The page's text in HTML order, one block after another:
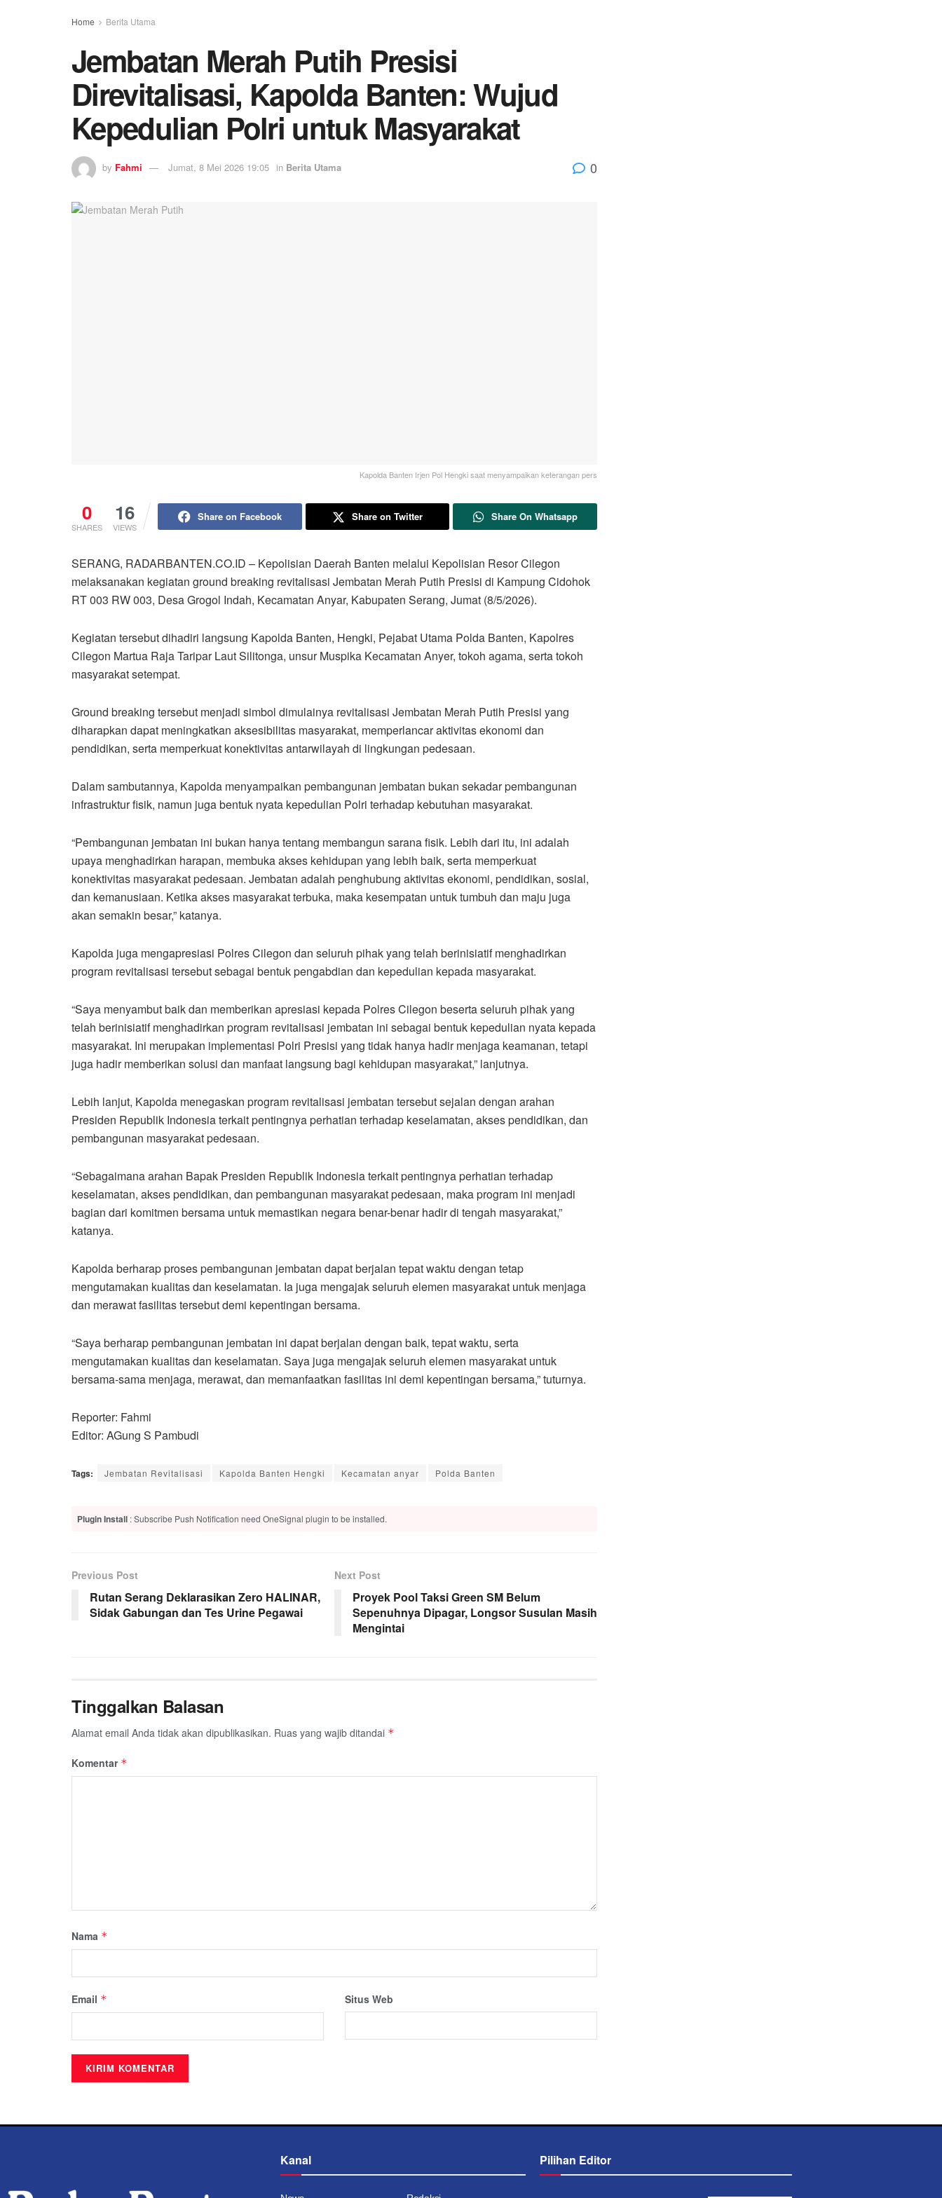
Home Berita Utama
Jembatan Merah Putih Presisi
Direvitalisasi, Kapolda Banten: Wujud
Kepedulian Polri untuk Masyarakat
by Fahmi Jumat, 8 Mei 2026 19:05 in Berita Utama 0
Kapolda Banten Irjen Pol Hengki saat menyampaikan keterangan pers
0
SHARES
16
VIEWS
Share on Facebook Share on Twitter Share On Whatsapp
SERANG, RADARBANTEN.CO.ID – Kepolisian Daerah Banten melalui Kepolisian Resor Cilegon
melaksanakan kegiatan ground breaking revitalisasi Jembatan Merah Putih Presisi di Kampung Cidohok
RT 003 RW 003, Desa Grogol Indah, Kecamatan Anyar, Kabupaten Serang, Jumat (8/5/2026).
Kegiatan tersebut dihadiri langsung Kapolda Banten, Hengki, Pejabat Utama Polda Banten, Kapolres
Cilegon Martua Raja Taripar Laut Silitonga, unsur Muspika Kecamatan Anyer, tokoh agama, serta tokoh
masyarakat setempat.
Ground breaking tersebut menjadi simbol dimulainya revitalisasi Jembatan Merah Putih Presisi yang
diharapkan dapat meningkatkan aksesibilitas masyarakat, memperlancar aktivitas ekonomi dan
pendidikan, serta memperkuat konektivitas antarwilayah di lingkungan pedesaan.
Dalam sambutannya, Kapolda menyampaikan pembangunan jembatan bukan sekadar pembangunan
infrastruktur fisik, namun juga bentuk nyata kepedulian Polri terhadap kebutuhan masyarakat.
“Pembangunan jembatan ini bukan hanya tentang membangun sarana fisik. Lebih dari itu, ini adalah
upaya menghadirkan harapan, membuka akses kehidupan yang lebih baik, serta memperkuat
konektivitas masyarakat pedesaan. Jembatan adalah penghubung aktivitas ekonomi, pendidikan, sosial,
dan kemanusiaan. Ketika akses masyarakat terbuka, maka kesempatan untuk tumbuh dan maju juga
akan semakin besar,” katanya.
Kapolda juga mengapresiasi Polres Cilegon dan seluruh pihak yang telah berinisiatif menghadirkan
program revitalisasi tersebut sebagai bentuk pengabdian dan kepedulian kepada masyarakat.
“Saya menyambut baik dan memberikan apresiasi kepada Polres Cilegon beserta seluruh pihak yang
telah berinisiatif menghadirkan program revitalisasi jembatan ini sebagai bentuk kepedulian nyata kepada
masyarakat. Ini merupakan implementasi Polri Presisi yang tidak hanya hadir menjaga keamanan, tetapi
juga hadir memberikan solusi dan manfaat langsung bagi kehidupan masyarakat,” lanjutnya.
Lebih lanjut, Kapolda menegaskan program revitalisasi jembatan tersebut sejalan dengan arahan
Presiden Republik Indonesia terkait pentingnya perhatian terhadap keselamatan, akses pendidikan, dan
pembangunan masyarakat pedesaan.
“Sebagaimana arahan Bapak Presiden Republik Indonesia terkait pentingnya perhatian terhadap
keselamatan, akses pendidikan, dan pembangunan masyarakat pedesaan, maka program ini menjadi
bagian dari komitmen bersama untuk memastikan negara benar-benar hadir di tengah masyarakat,”
katanya.
Kapolda berharap proses pembangunan jembatan dapat berjalan tepat waktu dengan tetap
mengutamakan kualitas dan keselamatan. Ia juga mengajak seluruh elemen masyarakat untuk menjaga
dan merawat fasilitas tersebut demi kepentingan bersama.
“Saya berharap pembangunan jembatan ini dapat berjalan dengan baik, tepat waktu, serta
mengutamakan kualitas dan keselamatan. Saya juga mengajak seluruh elemen masyarakat untuk
bersama-sama menjaga, merawat, dan memanfaatkan fasilitas ini demi kepentingan bersama,” tuturnya.
Reporter: Fahmi
Editor: AGung S Pambudi
Tags: Jembatan Revitalisasi Kapolda Banten Hengki Kecamatan anyar Polda Banten
Plugin Install : Subscribe Push Notification need OneSignal plugin to be installed.
Previous Post
Rutan Serang Deklarasikan Zero HALINAR,
Sidak Gabungan dan Tes Urine Pegawai
Next Post
Proyek Pool Taksi Green SM Belum
Sepenuhnya Dipagar, Longsor Susulan Masih
Mengintai
Tinggalkan Balasan
Alamat email Anda tidak akan dipublikasikan. Ruas yang wajib ditandai *
Komentar *
Nama *
Email * Situs Web
Kanal Pilihan Editor